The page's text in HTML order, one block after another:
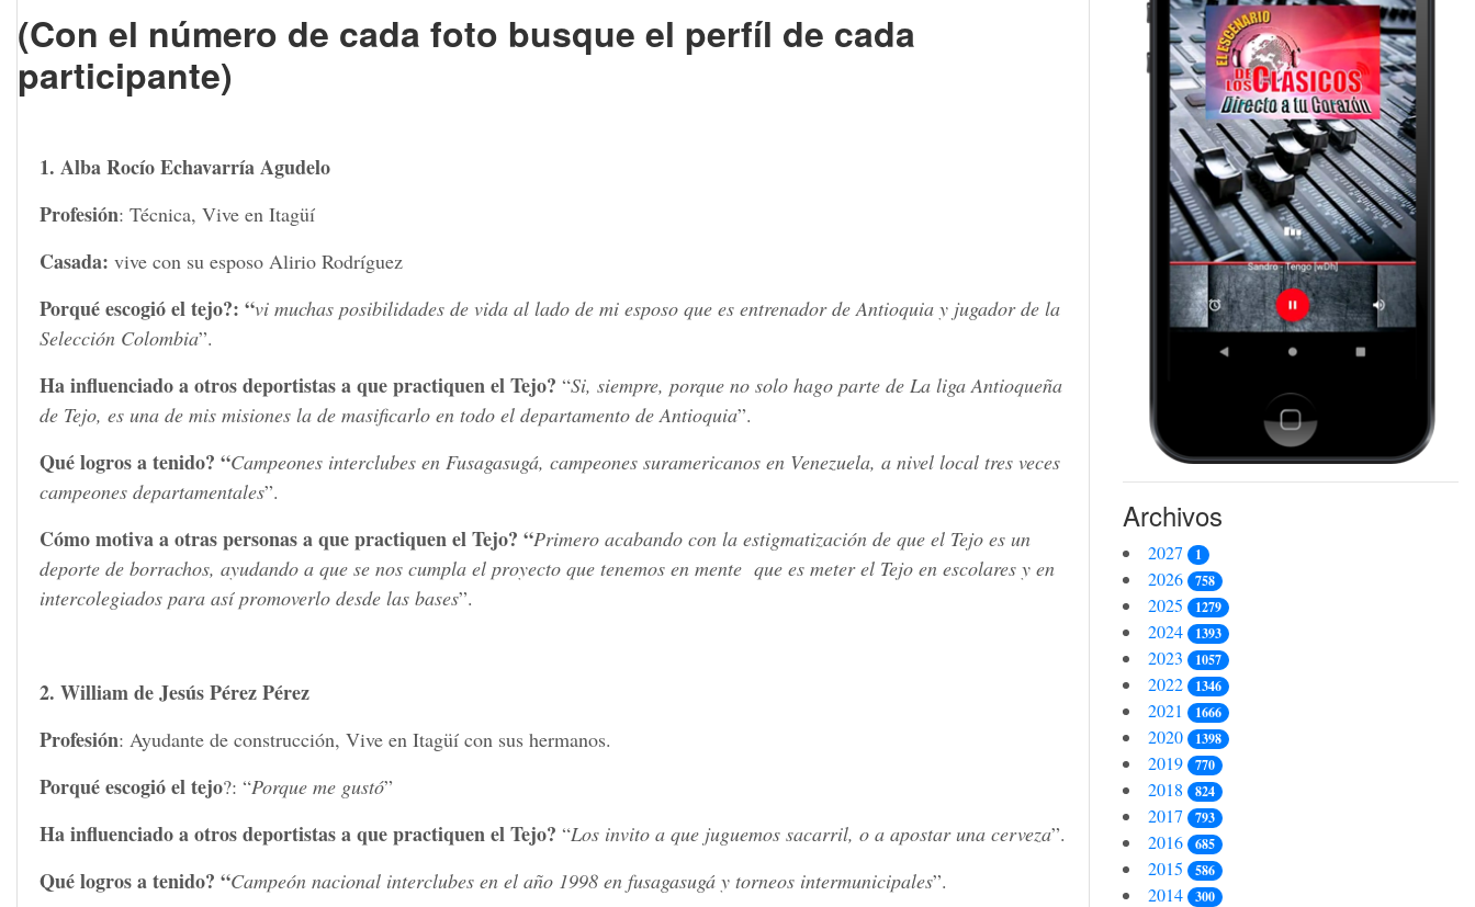
(Con el número de cada foto busque el perfíl de cada
participante)
1. Alba Rocío Echavarría Agudelo
Profesión: Técnica, Vive en Itagüí
Casada: vive con su esposo Alirio Rodríguez
Porqué escogió el tejo?: “vi muchas posibilidades de vida al lado de mi esposo que es entrenador de Antioquia y jugador de la
Selección Colombia”.
Ha influenciado a otros deportistas a que practiquen el Tejo? “Si, siempre, porque no solo hago parte de La liga Antioqueña
de Tejo, es una de mis misiones la de masificarlo en todo el departamento de Antioquia”.
Qué logros a tenido? “Campeones interclubes en Fusagasugá, campeones suramericanos en Venezuela, a nivel local tres veces
campeones departamentales”.
Cómo motiva a otras personas a que practiquen el Tejo? “Primero acabando con la estigmatización de que el Tejo es un
deporte de borrachos, ayudando a que se nos cumpla el proyecto que tenemos en mente que es meter el Tejo en escolares y en
intercolegiados para así promoverlo desde las bases”.
2. William de Jesús Pérez Pérez
Profesión: Ayudante de construcción, Vive en Itagüí con sus hermanos.
Porqué escogió el tejo?: “Porque me gustó”
Ha influenciado a otros deportistas a que practiquen el Tejo? “Los invito a que juguemos sacarril, o a apostar una cerveza”.
Qué logros a tenido? “Campeón nacional interclubes en el año 1998 en fusagasugá y torneos intermunicipales”.
Archivos
2027 1
2026 758
2025 1279
2024 1393
2023 1057
2022 1346
2021 1666
2020 1398
2019 770
2018 824
2017 793
2016 685
2015 586
2014 300